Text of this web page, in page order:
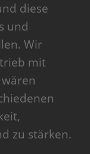
diese
und
Wir
mit
zu stärken.